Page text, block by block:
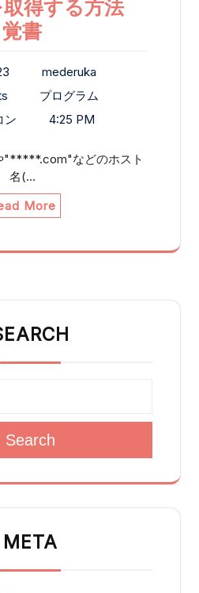
取得する方法
覚書
mederuka
プログラム
ン
4:25 PM
"*****.com"などのホスト
名(…
More
Search
META